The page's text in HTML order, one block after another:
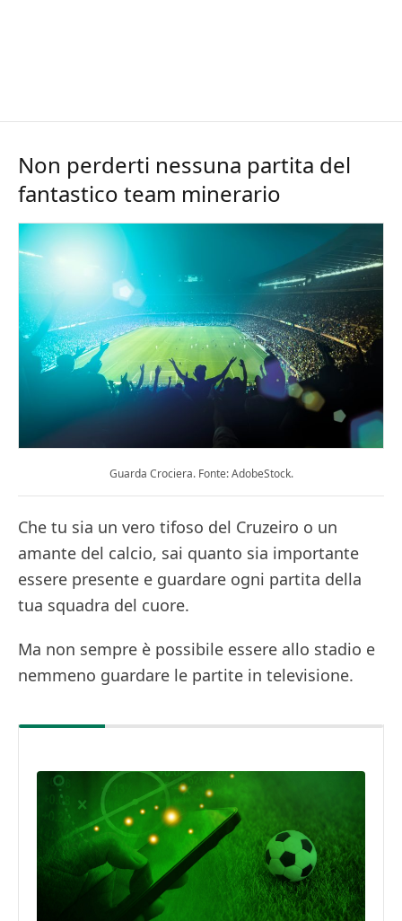
Non perderti nessuna partita del
fantastico team minerario
Guarda Crociera. Fonte: AdobeStock.
Che tu sia un vero tifoso del Cruzeiro o un
amante del calcio, sai quanto sia importante
essere presente e guardare ogni partita della
tua squadra del cuore.
Ma non sempre è possibile essere allo stadio e
nemmeno guardare le partite in televisione.